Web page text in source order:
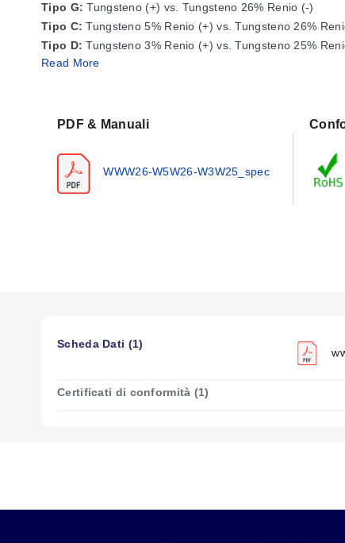
Tipo G: Tungsteno (+) vs. Tungsteno 26% Renio (-)
Tipo C: Tungsteno 5% Renio (+) vs. Tungsteno 26%
Tipo D: Tungsteno 3% Renio (+) vs. Tungsteno 25%
del tipo G non legato.
Venduto solo in coppie abbinate. Un doppio piede
Read More
PDF & Manuali
WWW26-W5W26-W3W25_spec
Scheda Dati (1)
Certificati di conformità (1)